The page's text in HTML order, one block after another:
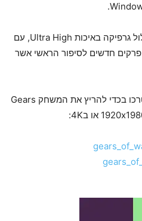
המשחק יעלה $29.99, והוא יכלול גרפיקה באיכות Ultra High, עם
עד 4K רזולוציה. הוא גם כולל 5 פרקים חדשים לסיפור הראשי אשר
אלו הדרישות המינימליות שתצטרכו בכדי להריץ את המשחק Gears